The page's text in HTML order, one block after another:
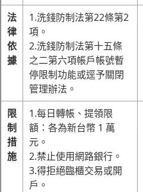
法
律
依
據
1.洗錢防制法第22條第2
項。
2.洗錢防制法第十五條
之二第六項帳戶帳號暫
停限制功能或逕予關閉
管理辦法。
限
制
措
施
1.每日轉帳、提領限
額：各為新台幣 1 萬
元。
2.禁止使用網路銀行。
3.得拒絕臨櫃交易或開
戶。